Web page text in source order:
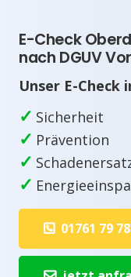
E-Check
nach DGUV
Unser E-Check
✓ Sicherheit
✓ Prävention
✓
✓
01761 79